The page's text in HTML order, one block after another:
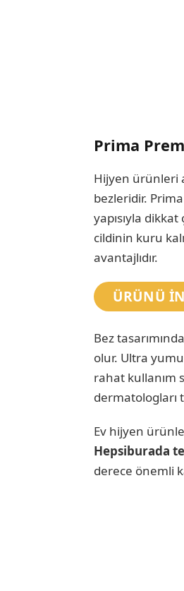
Prima
Hijyen ürünleri
bezleridir.
yapısıyla
cildinin kuru
avantajlıdır.
ÜRÜNÜ
Bez
olur. Ultra
rahat kullanım
dermatologları
Ev hijyen
Hepsiburada
derece önemli